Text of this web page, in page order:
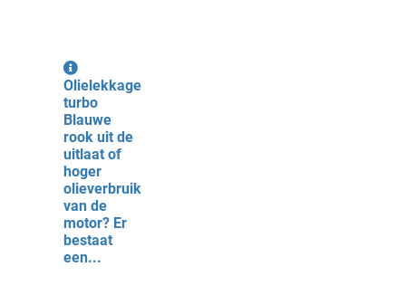
Olielekkage
turbo
Blauwe
rook uit de
uitlaat of
hoger
olieverbruik
van de
motor? Er
bestaat
een...